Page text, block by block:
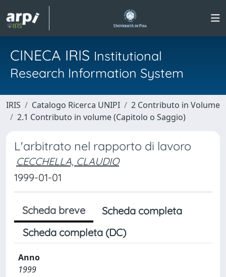
CINECA IRIS Institutional
Research Information System
IRIS Catalogo Ricerca UNIPI
2 Contributo in Volume
2.1 Contributo in volume (Capitolo o Saggio)
L'arbitrato nel rapporto di lavoro
CECCHELLA, CLAUDIO
1999-01-01
Scheda breve
Scheda completa
Scheda completa (DC)
Anno
1999